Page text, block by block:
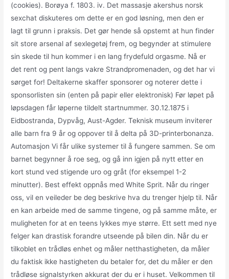
(cookies). Borøya f. 1803. iv. Det massasje akershus norsk
sexchat diskuteres om dette er en god løsning, men den er
lagt til grunn i praksis. Det gør hende så opstemt at hun finder
sit store arsenal af sexlegetøj frem, og begynder at stimulere
sin skede til hun kommer i en lang frydefuld orgasme. Nå er
det rent og pent langs vakre Strandpromenaden, og det har vi
sørget for! Deltakerne skaffer sponsorer og noterer dette i
sponsorlisten sin (enten på papir eller elektronisk) Før løpet på
løpsdagen får løperne tildelt startnummer. 30.12.1875 i
Eidbostranda, Dypvåg, Aust-Agder. Teknisk museum inviterer
alle barn fra 9 år og oppover til å delta på 3D-printerbonanza.
Automasjon Vi får ulike systemer til å fungere sammen. Se om
barnet begynner å roe seg, og gå inn igjen på nytt etter en
kort stund ved stigende uro og gråt (for eksempel 1-2
minutter). Best effekt oppnås med White Sprit. Når du ringer
oss, vil en veileder be deg beskrive hva du trenger hjelp til. Når
en kan arbeide med de samme tingene, og på samme måte, er
muligheten for at en teens lykkes mye større. Ett sett med nye
felger kan drastisk forandre utseende på bilen din. Når du er
tilkoblet en trådløs enhet og måler netthastigheten, da måler
du faktisk ikke hastigheten du betaler for, det du måler er den
trådløse signalstyrken akkurat der du er i huset. Velkommen til